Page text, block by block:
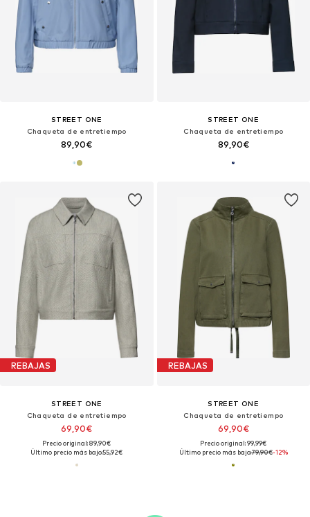
STREET ONE
Chaqueta de entretiempo
89,90€
STREET ONE
Chaqueta de entretiempo
89,90€
REBAJAS
STREET ONE
Chaqueta de entretiempo
69,90€
Precio original: 89,90€
Último precio más bajo:55,92€
REBAJAS
STREET ONE
Chaqueta de entretiempo
69,90€
Precio original: 99,99€
Último precio más bajo:79,90€-12%